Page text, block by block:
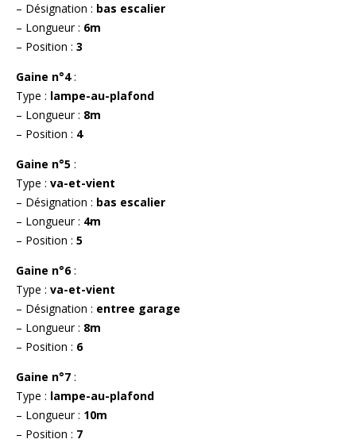
– Désignation : bas escalier
– Longueur : 6m
– Position : 3
Gaine n°4:
Type : lampe-au-plafond
– Longueur : 8m
– Position : 4
Gaine n°5 :
Type : va-et-vient
– Désignation : bas escalier
– Longueur : 4m
– Position : 5
Gaine n°6:
Type : va-et-vient
– Désignation : entree garage
– Longueur : 8m
– Position : 6
Gaine n°7 :
Type : lampe-au-plafond
– Longueur : 10m
– Position : 7